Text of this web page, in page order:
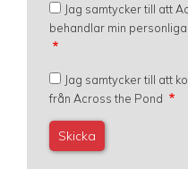
Jag samtycker till att
behandlar min personliga
Jag samtycker till att
från Across the Pond